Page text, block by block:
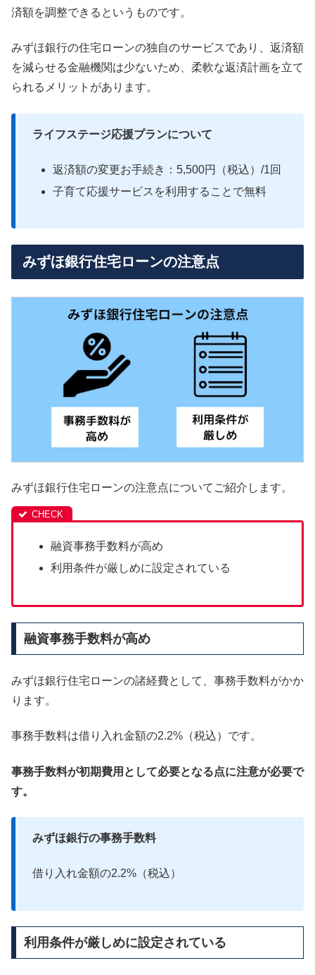
済額を調整できるというものです。
みずほ銀行の住宅ローンの独自のサービスであり、返済額
を減らせる金融機関は少ないため、柔軟な返済計画を立て
られるメリットがあります。
ライフステージ応援プランについて
返済額の変更お手続き：5,500円（税込）/1回
子育て応援サービスを利用することで無料
みずほ銀行住宅ローンの注意点
みずほ銀行住宅ローンの注意点についてご紹介します。
融資事務手数料が高め
利用条件が厳しめに設定されている
融資事務手数料が高め
みずほ銀行住宅ローンの諸経費として、事務手数料がかか
ります。
事務手数料は借り入れ金額の2.2%（税込）です。
事務手数料が初期費用として必要となる点に注意が必要で
す。
みずほ銀行の事務手数料
借り入れ金額の2.2%（税込）
利用条件が厳しめに設定されている